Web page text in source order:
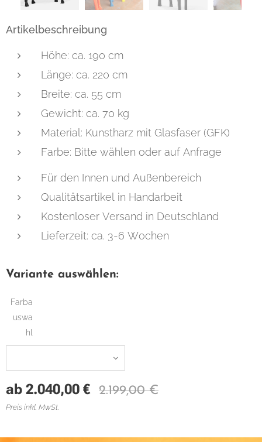
Artikelbeschreibung
Höhe: ca. 190 cm
Länge: ca. 220 cm
Breite: ca. 55 cm
Gewicht: ca. 70 kg
Material: Kunstharz mit Glasfaser (GFK)
Farbe: Bitte wählen oder auf Anfrage
Für den Innen und Außenbereich
Qualitätsartikel in Handarbeit
Kostenloser Versand in Deutschland
Lieferzeit: ca. 3-6 Wochen
Variante auswählen:
Farba
uswa
hl
ab 2.040,00 € 2.199,00€
Preis inkl. MwSt.